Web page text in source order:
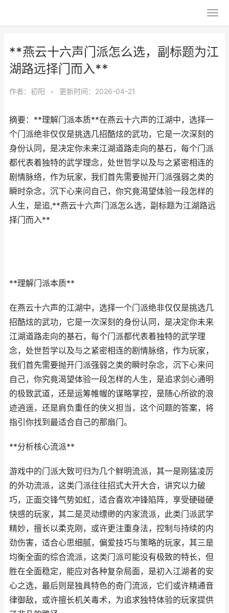
**燕云十六声门派怎么选，副标题为江
湖路远择门而入**
作者： 初阳 • 更新时间：2026-04-21
摘要：**理解门派本质**在燕云十六声的江湖中，选择一
个门派绝非仅仅是挑选几招酷炫的武功，它是一次深刻的
身份认同，是决定你未来江湖道路走向的基石，每个门派
都代表着独特的武学理念，处世哲学以及与之紧密相连的
剧情脉络，作为玩家，我们首先需要抛开门派强弱之类的
瞬时杂念，沉下心来问自己，你究竟渴望体验一段怎样的
人生，是追,**燕云十六声门派怎么选，副标题为江湖路远
择门而入**
**理解门派本质**
在燕云十六声的江湖中，选择一个门派绝非仅仅是挑选几
招酷炫的武功，它是一次深刻的身份认同，是决定你未来
江湖道路走向的基石，每个门派都代表着独特的武学理
念，处世哲学以及与之紧密相连的剧情脉络，作为玩家，
我们首先需要抛开门派强弱之类的瞬时杂念，沉下心来问
自己，你究竟渴望体验一段怎样的人生，是追求剑心通明
的极致武道，还是运筹帷幄的谋略掌控，是随心所欲的浪
迹逍遥，还是肩负重任的侠义担当，这个问题的答案，将
指引你找到最适合自己的那扇门。
**分析核心流派**
游戏中的门派大致可归为几个鲜明流派，其一是刚猛凌厉
的外功流派，这类门派往往招式大开大合，讲究以力破
巧，正面交锋气势如虹，适合喜欢冲锋陷阵，享受硬碰硬
快感的玩家，其二是灵动缥缈的内家流派，此类门派武学
精妙，擅长以柔克刚，或许更注重身法，控制与持续的内
劲伤害，适合心思细腻，偏爱技巧与策略的玩家，其三是
均衡全面的综合流派，这类门派可能没有极致的特长，但
胜在全面稳定，能应对各种复杂局面，是初入江湖者的安
心之选，最后则是独具特色的奇门流派，它们或许精通音
律御敌，或许擅长机关毒术，为追求独特体验的玩家提供